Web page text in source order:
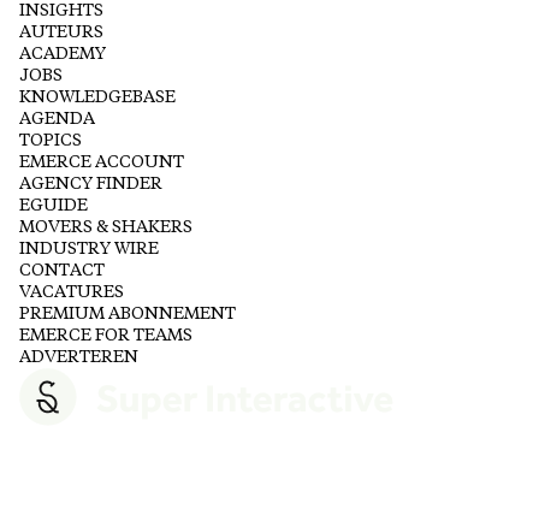
INSIGHTS
AUTEURS
ACADEMY
JOBS
KNOWLEDGEBASE
AGENDA
TOPICS
EMERCE ACCOUNT
AGENCY FINDER
EGUIDE
MOVERS & SHAKERS
INDUSTRY WIRE
CONTACT
VACATURES
PREMIUM ABONNEMENT
EMERCE FOR TEAMS
ADVERTEREN